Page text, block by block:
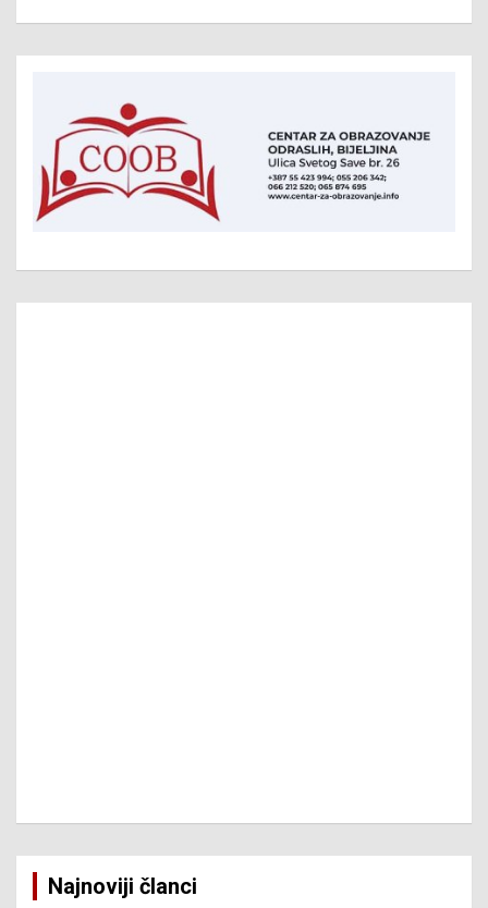
Najnoviji članci